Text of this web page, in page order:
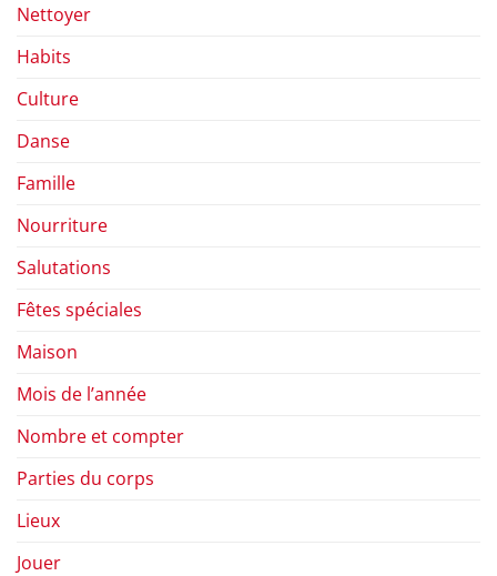
Nettoyer
Habits
Culture
Danse
Famille
Nourriture
Salutations
Fêtes spéciales
Maison
Mois de l’année
Nombre et compter
Parties du corps
Lieux
Jouer